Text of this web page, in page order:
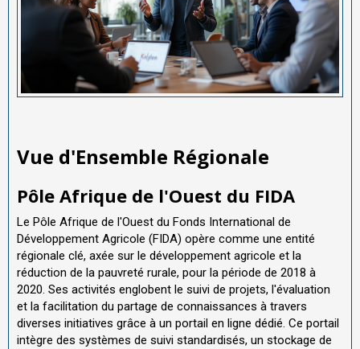
Vue d'Ensemble Régionale
Pôle Afrique de l'Ouest du FIDA
Le Pôle Afrique de l'Ouest du Fonds International de
Développement Agricole (FIDA) opère comme une entité
régionale clé, axée sur le développement agricole et la
réduction de la pauvreté rurale, pour la période de 2018 à
2020. Ses activités englobent le suivi de projets, l'évaluation
et la facilitation du partage de connaissances à travers
diverses initiatives grâce à un portail en ligne dédié. Ce portail
intègre des systèmes de suivi standardisés, un stockage de